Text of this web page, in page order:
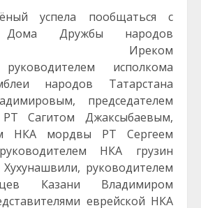
успела пообщаться с
Дома Дружбы народов
Иреком
исполкома
народов Татарстана
председателем
Сагитом Джаксыбаевым,
НКА мордвы РТ Сергеем
НКА грузин
руководителем
Казани Владимиром
еврейской НКА